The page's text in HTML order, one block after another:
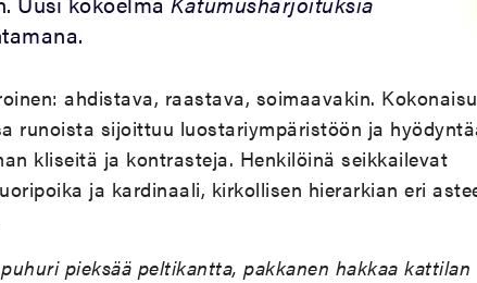
ahdistava, raastava, soimaavakin.
runoista sijoittuu luostariympäristöön ja
kliseitä ja kontrasteja. Henkilöinä seikkailevat
ja kardinaali, kirkollisen hierarkian eri
pieksää peltikantta, pakkanen hakkaa kattilan